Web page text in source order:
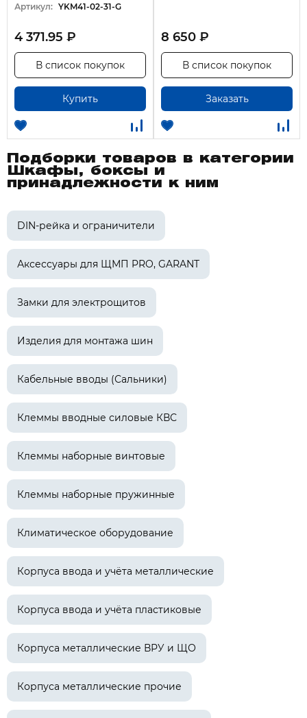
Артикул: YKM41-02-31-G
4 371.95 ₽
Купить
В список покупок
8 650 ₽
Заказать
В список покупок
Подборки товаров в категории
Шкафы, боксы и
принадлежности к ним
DIN-рейка и ограничители
Аксессуары для ЩМП PRO, GARANT
Замки для электрощитов
Изделия для монтажа шин
Кабельные вводы (Сальники)
Клеммы вводные силовые КВС
Клеммы наборные винтовые
Клеммы наборные пружинные
Климатическое оборудование
Корпуса ввода и учёта металлические
Корпуса ввода и учёта пластиковые
Корпуса металлические ВРУ и ЩО
Корпуса металлические прочие